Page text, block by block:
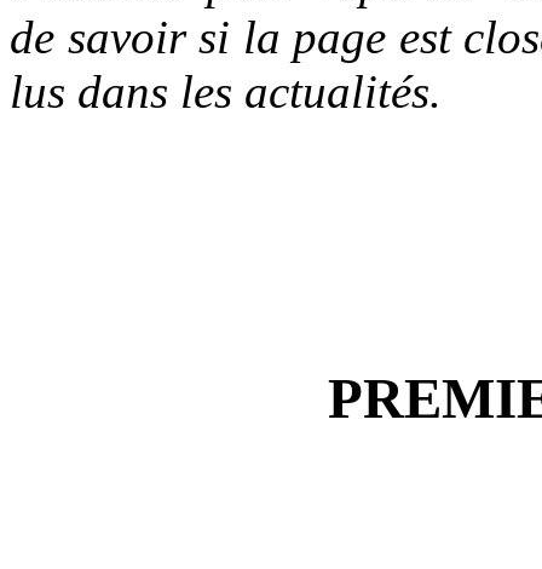
de savoir si la page est
lus dans les actualités.